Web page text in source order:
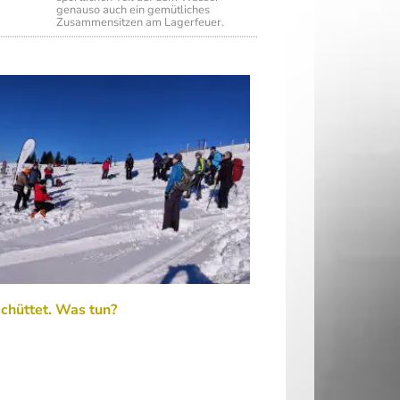
genauso auch ein gemütliches
Zusammensitzen am Lagerfeuer.
Was tun?